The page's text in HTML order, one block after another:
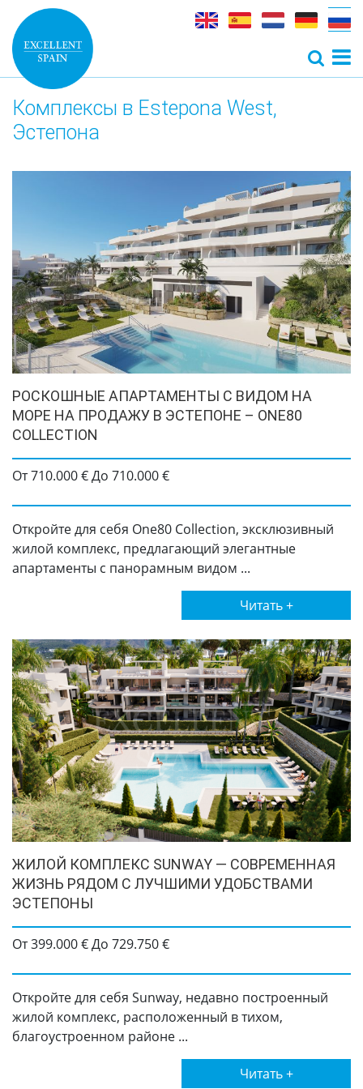
Комплексы в Estepona West,
Эстепона
РОСКОШНЫЕ АПАРТАМЕНТЫ С ВИДОМ НА
МОРЕ НА ПРОДАЖУ В ЭСТЕПОНЕ – ONE80
COLLECTION
От 710.000 € До 710.000 €
Откройте для себя One80 Collection, эксклюзивный
жилой комплекс, предлагающий элегантные
апартаменты с панорамным видом ...
Читать +
ЖИЛОЙ КОМПЛЕКС SUNWAY — СОВРЕМЕННАЯ
ЖИЗНЬ РЯДОМ С ЛУЧШИМИ УДОБСТВАМИ
ЭСТЕПОНЫ
От 399.000 € До 729.750 €
Откройте для себя Sunway, недавно построенный
жилой комплекс, расположенный в тихом,
благоустроенном районе ...
Читать +